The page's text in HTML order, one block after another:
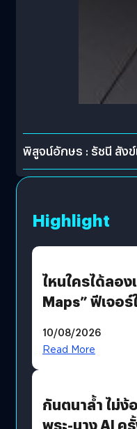
พิสูจน์อักษร : รัชนี สัง
Highlight
ไหนใครได้ลอ
Maps” ฟีเจอ
คุยกับแผนที่ได้
10/08/2026
Read More
กันตนาล้ำ ไม่ง้
พระ-นาง AI ค